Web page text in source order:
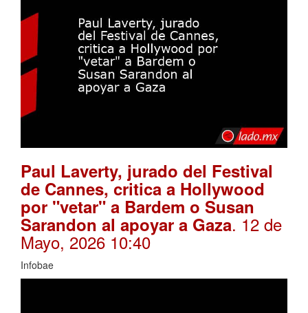
Paul Laverty, jurado del Festival
de Cannes, critica a Hollywood
por "vetar" a Bardem o Susan
Sarandon al apoyar a Gaza. 12 de
Mayo, 2026 10:40
Infobae